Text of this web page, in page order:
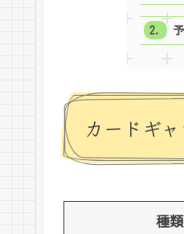
カードギ
種類